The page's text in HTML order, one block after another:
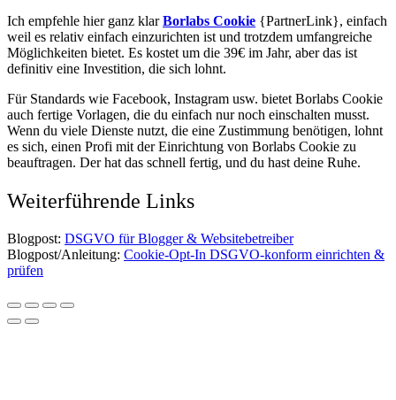
Ich empfehle hier ganz klarBorlabs Cookie {PartnerLink}, einfach
weil es relativ einfach einzurichten ist und trotzdem umfangreiche
Möglichkeiten bietet. Es kostet um die 39€ im Jahr, aber das ist
definitiv eine Investition, die sich lohnt.
Für Standards wie Facebook, Instagram usw. bietet Borlabs Cookie
auch fertige Vorlagen, die du einfach nur noch einschalten musst.
Wenn du viele Dienste nutzt, die eine Zustimmung benötigen, lohnt
es sich, einen Profi mit der Einrichtung von Borlabs Cookie zu
beauftragen. Der hat das schnell fertig, und du hast deine Ruhe.
Weiterführende Links
Blogpost: DSGVO für Blogger & Websitebetreiber
Blogpost/Anleitung: Cookie-Opt-In DSGVO-konform einrichten &
prüfen